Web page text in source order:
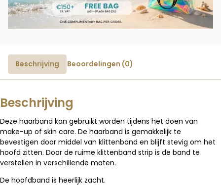
Beschrijving Beoordelingen (0)
Beschrijving
Deze haarband kan gebruikt worden tijdens het doen van
make-up of skin care. De haarband is gemakkelijk te
bevestigen door middel van klittenband en blijft stevig om het
hoofd zitten. Door de ruime klittenband strip is de band te
verstellen in verschillende maten.
De hoofdband is heerlijk zacht.